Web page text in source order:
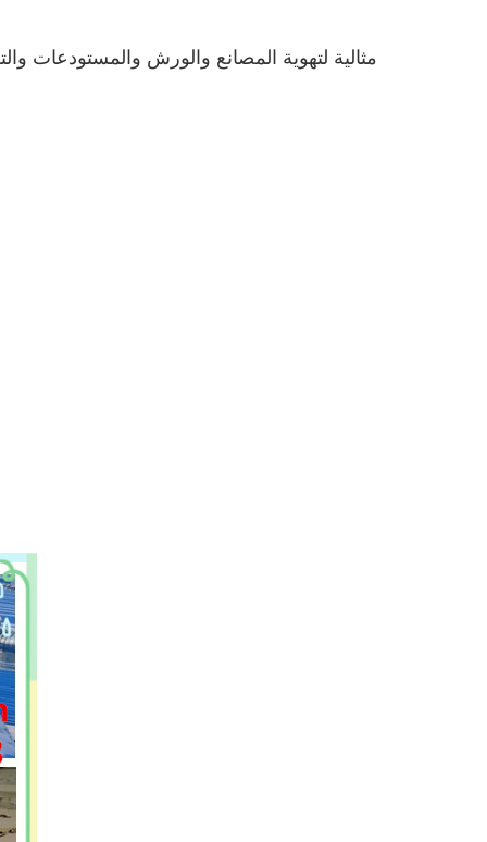
مثالية لتهوية المصانع والورش والمستودعات